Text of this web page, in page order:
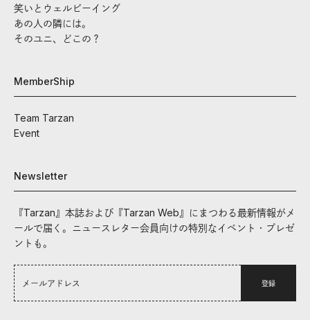
笑いとウェルビーイング
あの人の隣には。
そのユニ、どこの？
MemberShip
Team Tarzan
Event
Newsletter
『Tarzan』本誌および『Tarzan Web』にまつわる最新情報がメ
ールで届く。ニュースレター会員向けの特別なイベント・プレゼ
ントも。
登録